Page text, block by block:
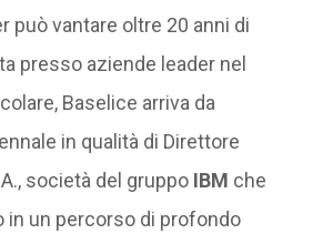
può vantare oltre 20 anni di
presso aziende leader nel
Baselice arriva da
in qualità di Direttore
società del gruppo IBM che
in un percorso di profondo